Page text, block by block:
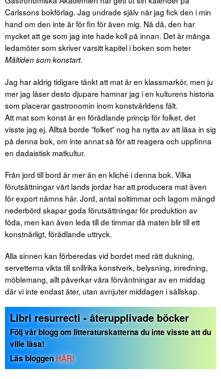
Carlssons bokförlag. Jag undrade själv när jag fick den i min
hand om den inte är för fin för även mig. Nä då, den har
mycket att ge som jag inte hade koll på innan. Det är många
ledamöter som skriver varsitt kapitel i boken som heter
Måltiden som konstart.
Jag har aldrig tidigare tänkt att mat är en klassmarkör, men ju
mer jag läser desto djupare hamnar jag i en kulturens historia
som placerar gastronomin inom konstvärldens fält.
Att mat som konst är en förädlande princip för folket, det
visste jag ej. Alltså borde ”folket” nog ha nytta av att läsa in sig
på denna bok, om inte annat så för att reagera och uppfinna
en dadaistisk matkultur.
Från jord till bord är mer än en kliché i denna bok. Vilka
förutsättningar vårt lands jordar har att producera mat även
för export nämns här. Jord, antal soltimmar och lagom mängd
nederbörd skapar goda förutsättningar för produktion av
föda, men kan även leda till de timmar då maten blir till ett
konstnärligt, förädlande uttryck.
Alla sinnen kan förberedas vid bordet med rätt dukning,
servetterna vikta till snillrika konstverk, belysning, inredning,
möblemang, allt påverkar våra förväntningar av en middag
där vi inte endast äter, utan avnjuter middagen i sällskap.
Libri resurrecti - återupplivade böcker
Följ vår blogg om litteraturskatterna du inte visste att du
ville läsa!
Läs bloggenHÄR!